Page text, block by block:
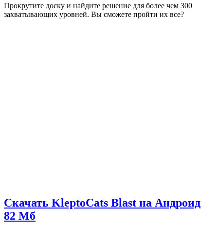
Прокрутите доску и найдите решение для более чем 300
захватывающих уровней. Вы сможете пройти их все?
Скачать KleptoCats Blast на Андроид
82 Мб